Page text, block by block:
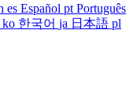
es Español pt Português
ko 한국어 ja 日本語 pl